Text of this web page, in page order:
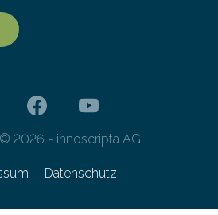
2026 - innoscripta AG
Datenschutz